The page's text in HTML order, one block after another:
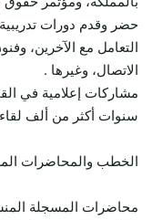
حضر وقدم دورات
التعامل مع الآخرين،
الاتصال، وغيرها .
مشاركات إعلامية في
سنوات أكثر من ألف
الخطب والمحاضرات
محاضرات المسجلة